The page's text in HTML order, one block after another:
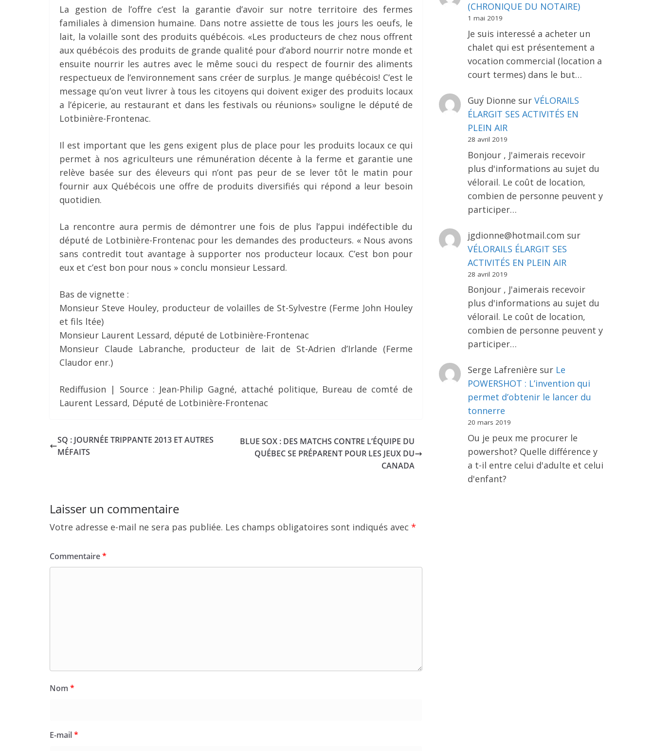
La gestion de l’offre c’est la garantie d’avoir sur notre territoire des fermes
familiales à dimension humaine. Dans notre assiette de tous les jours les oeufs, le
lait, la volaille sont des produits québécois. «Les producteurs de chez nous offrent
aux québécois des produits de grande qualité pour d’abord nourrir notre monde et
ensuite nourrir les autres avec le même souci du respect de fournir des aliments
respectueux de l’environnement sans créer de surplus. Je mange québécois! C’est le
message qu’on veut livrer à tous les citoyens qui doivent exiger des produits locaux
a l’épicerie, au restaurant et dans les festivals ou réunions» souligne le député de
Lotbinière-Frontenac.
Il est important que les gens exigent plus de place pour les produits locaux ce qui
permet à nos agriculteurs une rémunération décente à la ferme et garantie une
relève basée sur des éleveurs qui n’ont pas peur de se lever tôt le matin pour
fournir aux Québécois une offre de produits diversifiés qui répond a leur besoin
quotidien.
La rencontre aura permis de démontrer une fois de plus l’appui indéfectible du
député de Lotbinière-Frontenac pour les demandes des producteurs. « Nous avons
sans contredit tout avantage à supporter nos producteur locaux. C’est bon pour
eux et c’est bon pour nous » conclu monsieur Lessard.
Bas de vignette :
Monsieur Steve Houley, producteur de volailles de St-Sylvestre (Ferme John Houley
et fils ltée)
Monsieur Laurent Lessard, député de Lotbinière-Frontenac
Monsieur Claude Labranche, producteur de lait de St-Adrien d’Irlande (Ferme
Claudor enr.)
Rediffusion | Source : Jean-Philip Gagné, attaché politique, Bureau de comté de
Laurent Lessard, Député de Lotbinière-Frontenac
SQ : JOURNÉE TRIPPANTE 2013 ET AUTRES
MÉFAITS
BLUE SOX : DES MATCHS CONTRE L’ÉQUIPE DU
QUÉBEC SE PRÉPARENT POUR LES JEUX DU
CANADA
Laisser un commentaire
Votre adresse e-mail ne sera pas publiée. Les champs obligatoires sont indiqués avec *
Commentaire*
Nom *
E-mail*
(CHRONIQUE DU NOTAIRE)
1 mai 2019
Je suis interessé a acheter un
chalet qui est présentement a
vocation commercial (location a
court termes) dans le but…
Guy Dionne sur VÉLORAILS
ÉLARGIT SES ACTIVITÉS EN
PLEIN AIR
28 avril 2019
Bonjour , J'aimerais recevoir
plus d'informations au sujet du
vélorail. Le coût de location,
combien de personne peuvent y
participer…
jgdionne@hotmail.com sur
VÉLORAILS ÉLARGIT SES
ACTIVITÉS EN PLEIN AIR
28 avril 2019
Bonjour , J'aimerais recevoir
plus d'informations au sujet du
vélorail. Le coût de location,
combien de personne peuvent y
participer…
Serge Lafrenière sur Le
POWERSHOT : L’invention qui
permet d’obtenir le lancer du
tonnerre
20 mars 2019
Ou je peux me procurer le
powershot? Quelle différence y
a t-il entre celui d'adulte et celui
d'enfant?